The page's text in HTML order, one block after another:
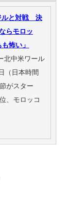
ルと対戦 決
らモロッ
怖い」
北中米ワール
（日本時間
がスター
、モロッコ